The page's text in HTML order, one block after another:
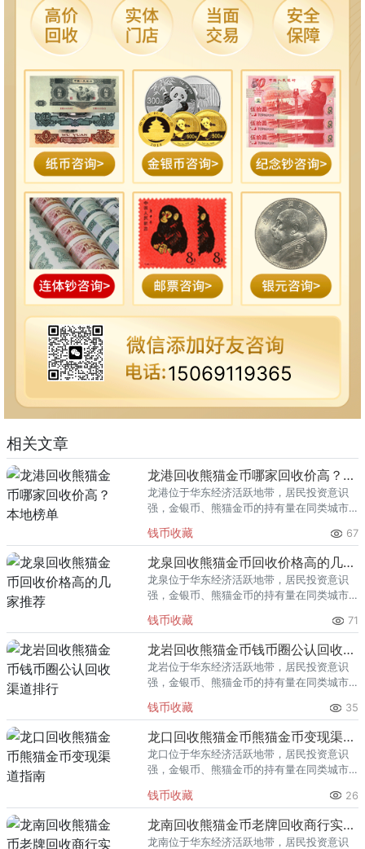
15069119365
相关文章
龙港回收熊猫金币哪家回收价高？本地榜单
龙港位于华东经济活跃地带，居民投资意识
强，金银币、熊猫金币的持有量在同类城市
熊猫金币的需求就明显升温，但鱼龙混杂的
回收渠道里，能精准识别版别溢
钱币收藏 67
龙泉回收熊猫金币回收价格高的几家推荐
龙泉位于华东经济活跃地带，居民投资意识
强，金银币、熊猫金币的持有量在同类城市
熊猫金币的需求就明显升温，但鱼龙混杂的
回收渠道里，能精准识别版别溢
钱币收藏 71
龙岩回收熊猫金币钱币圈公认回收渠道排行
龙岩位于华东经济活跃地带，居民投资意识
强，金银币、熊猫金币的持有量在同类城市
熊猫金币的需求就明显升温，但鱼龙混杂的
回收渠道里，能精准识别版别溢
钱币收藏 35
龙口回收熊猫金币熊猫金币变现渠道指南
龙口位于华东经济活跃地带，居民投资意识
强，金银币、熊猫金币的持有量在同类城市
熊猫金币的需求就明显升温，但鱼龙混杂的
回收渠道里，能精准识别版别溢
钱币收藏 26
龙南回收熊猫金币老牌回收商行实力盘点
龙南位于华东经济活跃地带，居民投资意识